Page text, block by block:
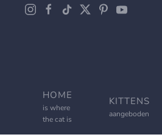
HOME
is where
the cat is
KITTENS
aangeboden